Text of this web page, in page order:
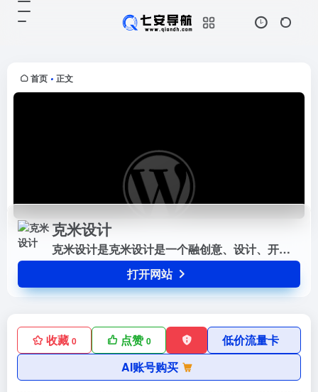
首页 • 正文
克米设计
克米设计是克米设计是一个融创意、设计、开发于一体的专业网站建设及论坛各类风格设计...
打开网站
收藏 0 点赞0
低价流量卡
AI账号购买
论坛各类风格设计...